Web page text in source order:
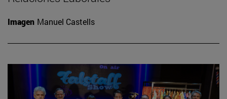
Imagen Manuel Castells